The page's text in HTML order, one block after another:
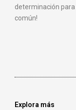
determinación
común!
Explora más